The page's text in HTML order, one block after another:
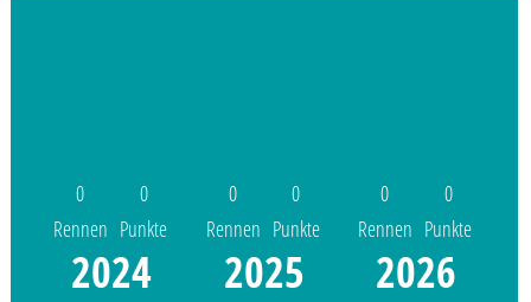
0
Rennen
0
Punkte
2024
0
Rennen
0
Punkte
2025
0
Rennen
0
Punkte
2026